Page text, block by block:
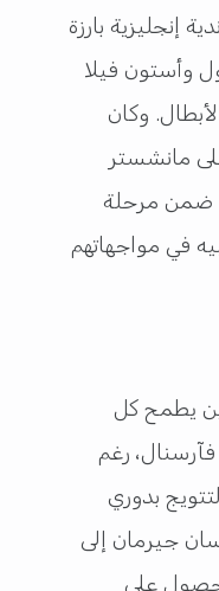
إنجليزية بارزة
وأستون فيلا
وكان
مانشستر
باريس ضمن مرحلة
في مواجهاتهم
يطمح كل
رغم
بدوري
جيرمان إلى
على